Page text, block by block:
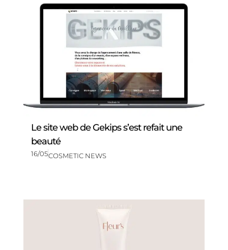
Le site web de Gekips s’est refait une
beauté
16/05COSMETIC NEWS